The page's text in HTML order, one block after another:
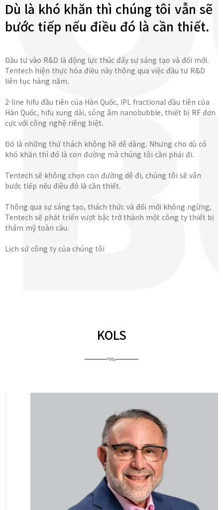
Dù là khó khăn thì chúng tôi vẫn sẽ
bước tiếp nếu điều đó là cần thiết.
Đầu tư vào R&D là động lực thúc đẩy sự sáng tạo và đổi mới.
Tentech hiện thực hóa điều này thông qua việc đầu tư R&D
liên tục hàng năm.
2-line hifu đầu tiên của Hàn Quốc, IPL fractional đầu tiên của
Hàn Quốc, hifu xung dài, sóng âm nanobubble, thiết bị RF đơn
cực với công nghệ riêng biệt.
Đó là những thử thách không hề dễ dàng. Nhưng cho dù có
khó khăn thì đó là con đường mà chúng tôi cần phải đi.
Tentech sẽ không chọn con đường dễ đi, chúng tôi sẽ vẫn
bước tiếp nếu điều đó là cần thiết.
Thông qua sự sáng tạo, thách thức và đổi mới không ngừng,
Tentech sẽ phát triển vượt bậc trở thành một công ty thiết bị
thẩm mỹ toàn cầu.
Lịch sử công ty của chúng tôi
KOLS